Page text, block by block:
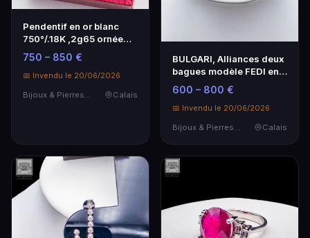
Pendentif en or blanc
750°/.18K ,2g65 ornée
d'une importante…
750 – 850 €
📅 Invendu le 20/06/2026
Bijoux & Pierres Précieuses
Calais
BULGARI, Alliances deux
bagues modèle FEDI en
platine 900/°°…
600 – 800 €
📅 Invendu le 20/06/2026
Bijoux & Pierres Précieuses
Calais